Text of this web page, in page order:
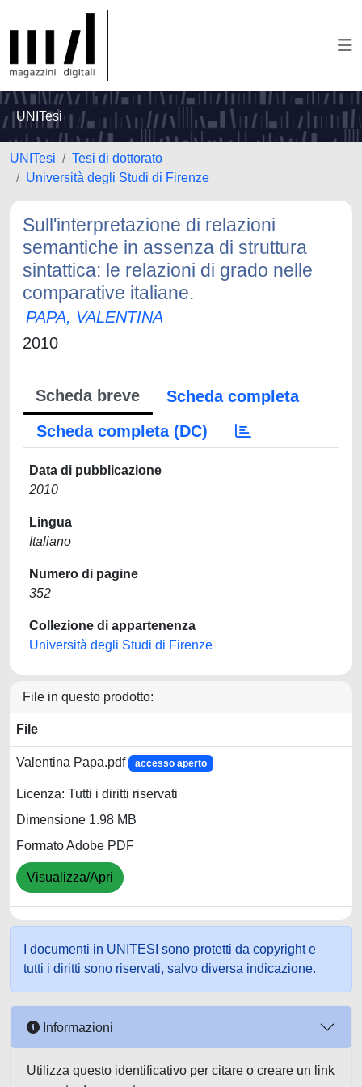
UNITesi
UNITesi
Tesi di dottorato
Università degli Studi di Firenze
Sull'interpretazione di relazioni
semantiche in assenza di struttura
sintattica: le relazioni di grado nelle
comparative italiane.
PAPA, VALENTINA
2010
Scheda breve
Scheda completa
Scheda completa (DC)
Data di pubblicazione
2010
Lingua
Italiano
Numero di pagine
352
Collezione di appartenenza
Università degli Studi di Firenze
File in questo prodotto:
File
Valentina Papa.pdf accesso aperto
Licenza: Tutti i diritti riservati
Dimensione 1.98 MB
Formato Adobe PDF
Visualizza/Apri
I documenti in UNITESI sono protetti da copyright e
tutti i diritti sono riservati, salvo diversa indicazione.
Informazioni
Utilizza questo identificativo per citare o creare un link